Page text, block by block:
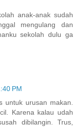
anak-anak sudah
mengulang dan
sekolah dulu ga
PM
untuk urusan makan.
Karena kalau udah
dibilangin. Trus,